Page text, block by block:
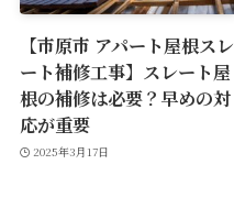
【市原市 アパート屋根スレ
ート補修工事】スレート屋
根の補修は必要？早めの対
応が重要
2025年3月17日